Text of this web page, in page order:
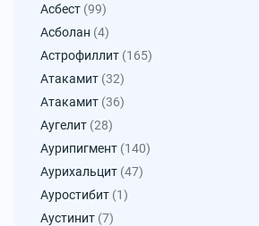
Асбест (99)
Асболан (4)
Астрофиллит (165)
Атакамит (32)
Атакамит (36)
Аугелит (28)
Аурипигмент (140)
Аурихальцит (47)
Ауростибит (1)
Аустинит (7)